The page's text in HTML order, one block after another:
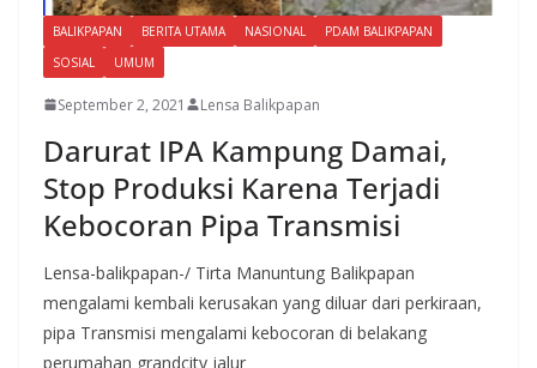
BALIKPAPAN BERITA UTAMA NASIONAL
PDAM BALIKPAPAN
SOSIAL
UMUM
September 2, 2021 Lensa Balikpapan
Darurat IPA Kampung Damai,
Stop Produksi Karena Terjadi
Kebocoran Pipa Transmisi
Lensa-balikpapan-/ Tirta Manuntung Balikpapan
mengalami kembali kerusakan yang diluar dari perkiraan,
pipa Transmisi mengalami kebocoran di belakang
perumahan grandcity jalur